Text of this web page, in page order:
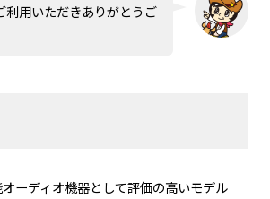
利用いただきありがとうご
ーディオ機器として評価の高いモデル